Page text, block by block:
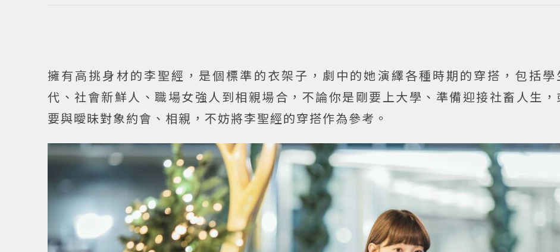
擁有高挑身材的李聖經，是個標準的衣架子，劇中的她演繹各種時期的穿搭，包括學
代、社會新鮮人、職場女強人到相親場合，不論你是剛要上大學、準備迎接社畜人生，
要與曖昧對象約會、相親，不妨將李聖經的穿搭作為參考。